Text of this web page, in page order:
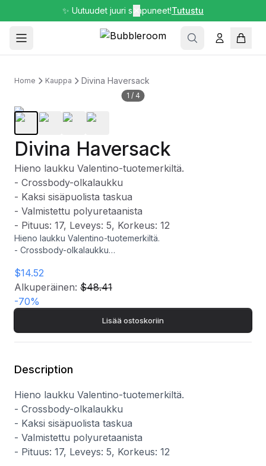
✨ Uutuudet juuri saapuneet!Tutustu
Home Kauppa Divina Haversack
1 / 4
Divina Haversack
Hieno laukku Valentino-tuotemerkiltä.
- Crossbody-olkalaukku
- Kaksi sisäpuolista taskua
- Valmistettu polyuretaanista
- Pituus: 17, Leveys: 5, Korkeus: 12
Hieno laukku Valentino-tuotemerkiltä.
- Crossbody-olkalaukku
- Valmistettu polyuretaanista
- Pituus: 17, Leveys: 5, Korkeus: 12
$14.52
Alkuperäinen: $48.41
-70%
Lisää ostoskoriin
Description
Hieno laukku Valentino-tuotemerkiltä.
- Crossbody-olkalaukku
- Kaksi sisäpuolista taskua
- Valmistettu polyuretaanista
- Pituus: 17, Leveys: 5, Korkeus: 12